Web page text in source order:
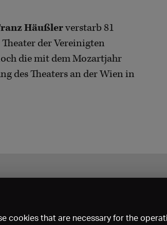
Häußlerverstarb 81
der Vereinigten
die mit dem Mozartjahr
des Theaters an der Wien in
cookies that are necessary for the